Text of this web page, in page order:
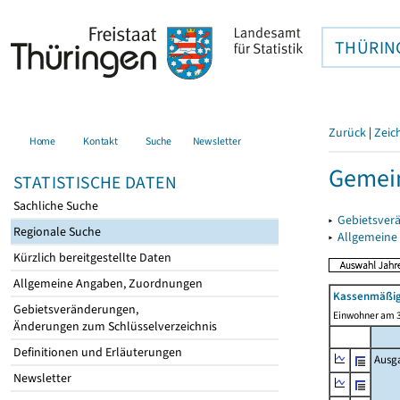
Home Kontakt Suche Newsletter
STATISTISCHE DATEN
Sachliche Suche
Regionale Suche
Kürzlich bereitgestellte Daten
Allgemeine Angaben, Zuordnungen
Gebietsveränderungen,
Änderungen zum Schlüsselverzeichnis
Definitionen und Erläuterungen
Newsletter
Zurück |
▸
▸
Einwohner am